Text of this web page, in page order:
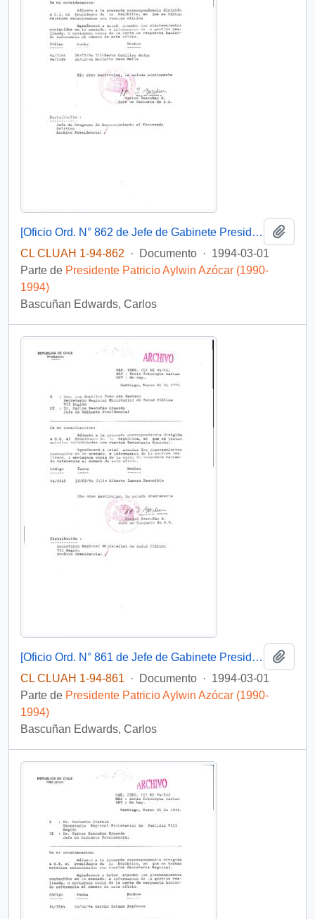
[Oficio Ord. N° 862 de Jefe de Gabinete Presidencial, remite copia de carta que se indica]
CL CLUAH 1-94-862
· Documento · 1994-03-01
Parte de Presidente Patricio Aylwin Azócar (1990-
1994)
Bascuñan Edwards, Carlos
[Oficio Ord. N° 861 de Jefe de Gabinete Presidencial, remite copia de carta que se indica]
CL CLUAH 1-94-861
· Documento · 1994-03-01
Parte de Presidente Patricio Aylwin Azócar (1990-
1994)
Bascuñan Edwards, Carlos